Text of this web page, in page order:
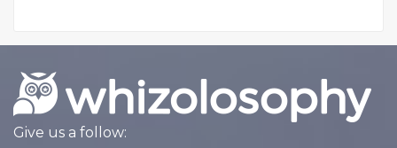
Give us a follow: